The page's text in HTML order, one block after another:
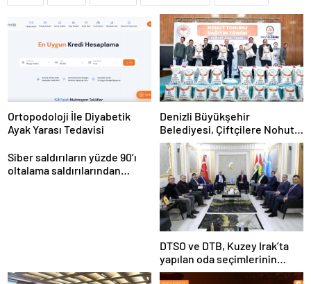
Ortopodoloji İle Diyabetik
Ayak Yarası Tedavisi
Denizli Büyükşehir
Belediyesi, Çiftçilere Nohut
Tohumu Desteği Veriyor
Siber saldırıların yüzde 90’ı
oltalama saldırılarından
DTSO ve DTB, Kuzey Irak’ta
yapılan oda seçimlerinin
ardından işbirliklerini